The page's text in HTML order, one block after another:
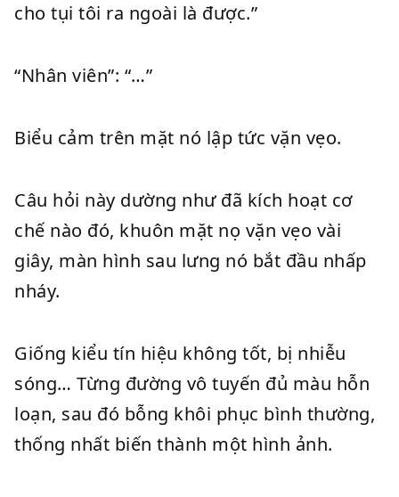
cho tụi tôi ra ngoài là được.”
“Nhân viên”: “…”
Biểu cảm trên mặt nó lập tức vặn vẹo.
Câu hỏi này dường như đã kích hoạt cơ
chế nào đó, khuôn mặt nọ vặn vẹo vài
giây, màn hình sau lưng nó bắt đầu nhấp
nháy.
Giống kiểu tín hiệu không tốt, bị nhiễu
sóng… Từng đường vô tuyến đủ màu hỗn
loạn, sau đó bỗng khôi phục bình thường,
thống nhất biến thành một hình ảnh.